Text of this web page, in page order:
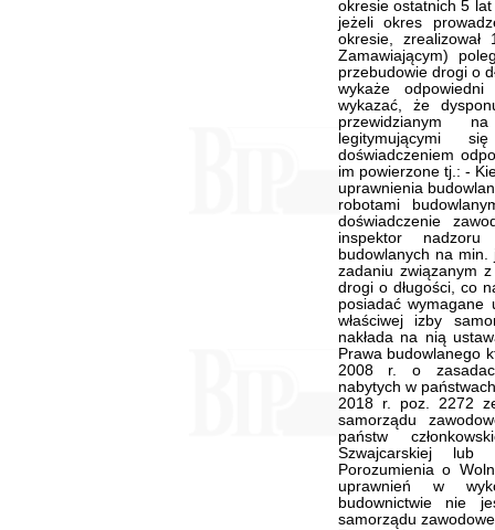
okresie ostatnich 5 lat
jeżeli okres
okresie,
Zamawiającym)
przebudowie drogi o
wykaże
wykazać, że
przewidzianym
legitymującymi
doświadczeniem
im powierzone tj.: -
uprawnienia
robotami
doświadczenie
inspektor
budowlanych na
zadaniu związanym
drogi o długości, co
posiadać wymagane
właściwej izby
nakłada na nią
Prawa budowlanego
2008 r. o
nabytych w
2018 r. poz. 2272
samorządu
państw
Szwajcarskiej lub
Porozumienia o
uprawnień w
budownictwie nie
samorządu